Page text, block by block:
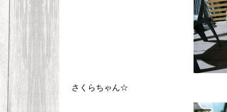
さくらちゃん☆